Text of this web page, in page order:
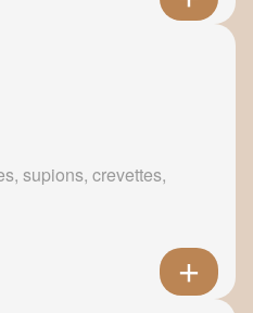
supions, crevettes,